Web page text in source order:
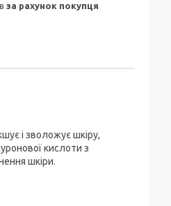
за рахунок покупця
і зволожує шкіру,
кислоти з
шкіри.